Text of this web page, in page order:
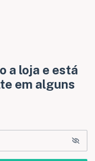
a loja e está
em alguns